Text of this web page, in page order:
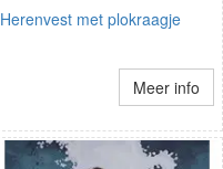
Herenvest met plokraagje
Meer info